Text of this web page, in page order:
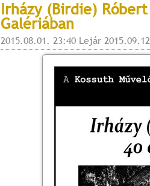
Irházy (Birdie)
Galériában
2015.08.01. 23:40 Lejár